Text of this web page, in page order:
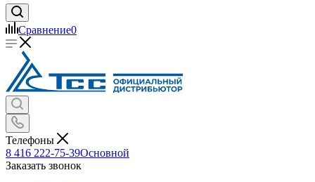
Сравнение0
Телефоны
8 416 222-75-39Основной
Заказать звонок